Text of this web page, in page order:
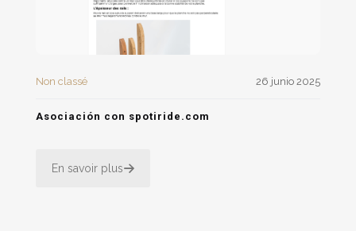
Non classé 26 junio 2025
Asociación con spotiride.com
En savoir plus